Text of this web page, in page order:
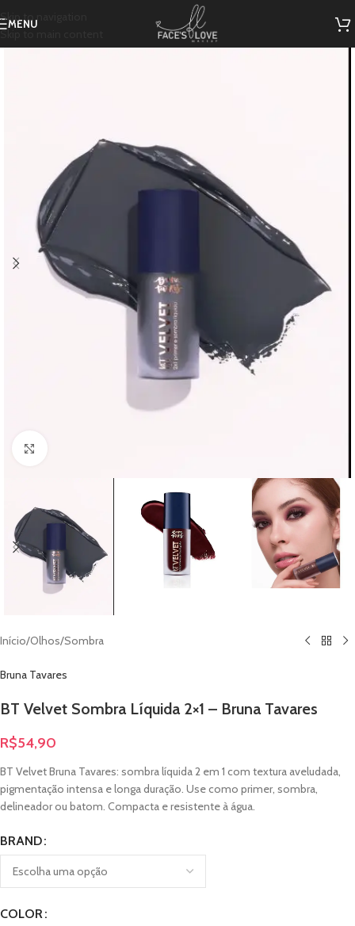
Skip to navigation
Skip to main content
MENU
Início/Olhos/Sombra
Bruna Tavares
BT Velvet Sombra Líquida 2×1 – Bruna Tavares
R$54,90
BT Velvet Bruna Tavares: sombra líquida 2 em 1 com textura aveludada,
pigmentação intensa e longa duração. Use como primer, sombra,
delineador ou batom. Compacta e resistente à água.
BRAND
COLOR